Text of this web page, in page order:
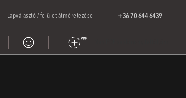
Lapválasztó / felület átméretezése +36 70 644 6439